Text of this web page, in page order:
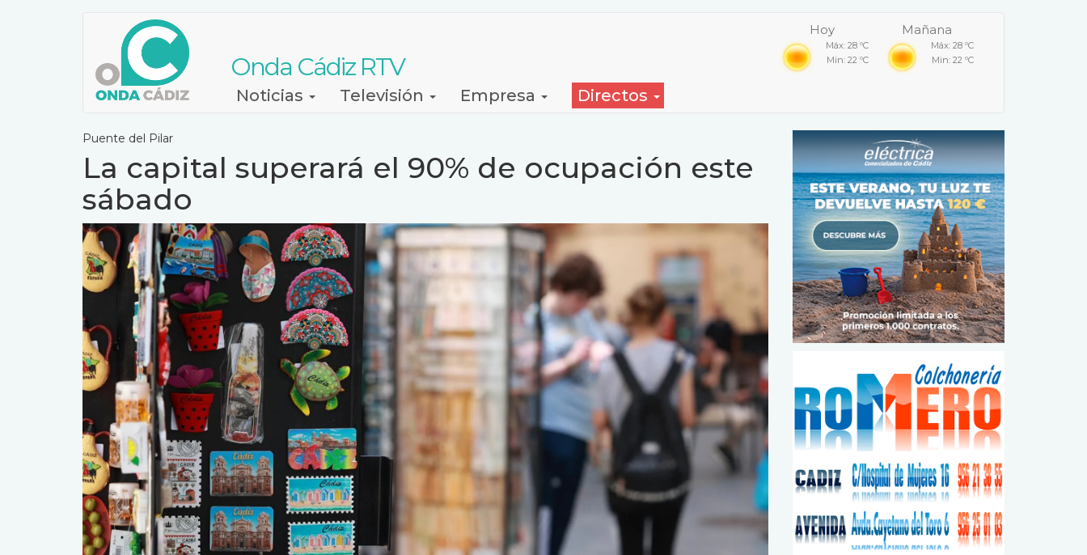
Onda Cádiz RTV
Hoy
Máx: 28 ºC
Min: 22 ºC
Mañana
Máx: 28 ºC
Min: 22 ºC
NavegaciónNoticias Televisión Empresa Directos
Puente del Pilar
La capital superará el 90% de ocupación este
sábado